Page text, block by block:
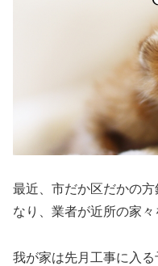
最近、市だか区だかの
なり、業者が近所の家々
我が家は先月工事に入